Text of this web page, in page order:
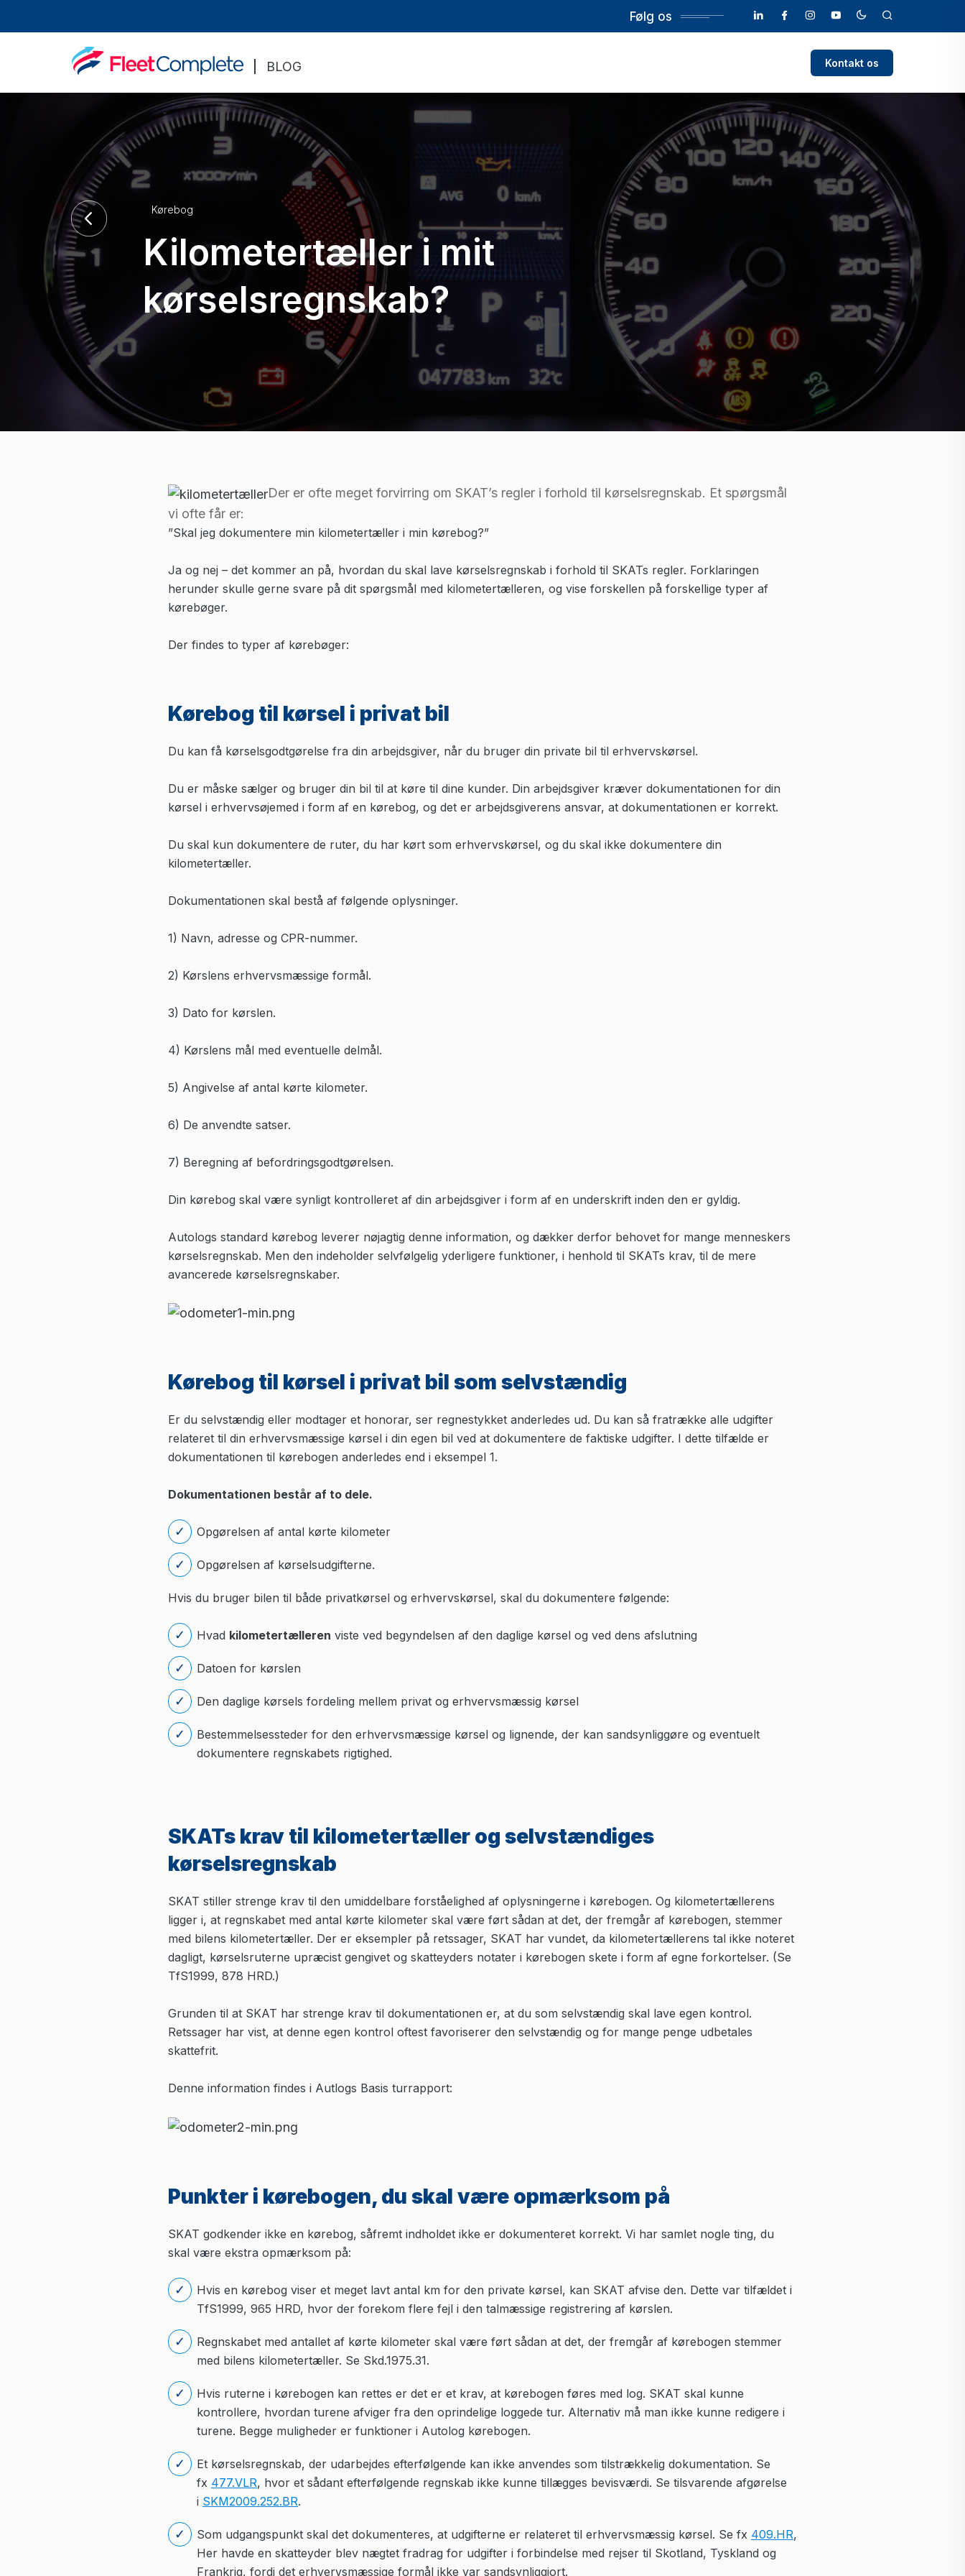
Følg os
BLOG Kontakt os
Kørebog
Kilometertæller i mit
kørselsregnskab?
Der er ofte meget forvirring om SKAT’s regler i forhold til kørselsregnskab. Et spørgsmål
vi ofte får er:
”Skal jeg dokumentere min kilometertæller i min kørebog?”
Ja og nej – det kommer an på, hvordan du skal lave kørselsregnskab i forhold til SKATs regler. Forklaringen
herunder skulle gerne svare på dit spørgsmål med kilometertælleren, og vise forskellen på forskellige typer af
kørebøger.
Der findes to typer af kørebøger:
Kørebog til kørsel i privat bil
Du kan få kørselsgodtgørelse fra din arbejdsgiver, når du bruger din private bil til erhvervskørsel.
Du er måske sælger og bruger din bil til at køre til dine kunder. Din arbejdsgiver kræver dokumentationen for din
kørsel i erhvervsøjemed i form af en kørebog, og det er arbejdsgiverens ansvar, at dokumentationen er korrekt.
Du skal kun dokumentere de ruter, du har kørt som erhvervskørsel, og du skal ikke dokumentere din
kilometertæller.
Dokumentationen skal bestå af følgende oplysninger.
1) Navn, adresse og CPR-nummer.
2) Kørslens erhvervsmæssige formål.
3) Dato for kørslen.
4) Kørslens mål med eventuelle delmål.
5) Angivelse af antal kørte kilometer.
6) De anvendte satser.
7) Beregning af befordringsgodtgørelsen.
Din kørebog skal være synligt kontrolleret af din arbejdsgiver i form af en underskrift inden den er gyldig.
Autologs standard kørebog leverer nøjagtig denne information, og dækker derfor behovet for mange menneskers
kørselsregnskab. Men den indeholder selvfølgelig yderligere funktioner, i henhold til SKATs krav, til de mere
avancerede kørselsregnskaber.
Kørebog til kørsel i privat bil som selvstændig
Er du selvstændig eller modtager et honorar, ser regnestykket anderledes ud. Du kan så fratrække alle udgifter
relateret til din erhvervsmæssige kørsel i din egen bil ved at dokumentere de faktiske udgifter. I dette tilfælde er
dokumentationen til kørebogen anderledes end i eksempel 1.
Dokumentationen består af to dele.
Opgørelsen af antal kørte kilometer
Opgørelsen af kørselsudgifterne.
Hvis du bruger bilen til både privatkørsel og erhvervskørsel, skal du dokumentere følgende:
Hvad kilometertælleren viste ved begyndelsen af den daglige kørsel og ved dens afslutning
Datoen for kørslen
Den daglige kørsels fordeling mellem privat og erhvervsmæssig kørsel
Bestemmelsessteder for den erhvervsmæssige kørsel og lignende, der kan sandsynliggøre og eventuelt
dokumentere regnskabets rigtighed.
SKATs krav til kilometertæller og selvstændiges
kørselsregnskab
SKAT stiller strenge krav til den umiddelbare forståelighed af oplysningerne i kørebogen. Og kilometertællerens
ligger i, at regnskabet med antal kørte kilometer skal være ført sådan at det, der fremgår af kørebogen, stemmer
med bilens kilometertæller. Der er eksempler på retssager, SKAT har vundet, da kilometertællerens tal ikke noteret
dagligt, kørselsruterne upræcist gengivet og skatteyders notater i kørebogen skete i form af egne forkortelser. (Se
TfS1999, 878 HRD.)
Grunden til at SKAT har strenge krav til dokumentationen er, at du som selvstændig skal lave egen kontrol.
Retssager har vist, at denne egen kontrol oftest favoriserer den selvstændig og for mange penge udbetales
skattefrit.
Denne information findes i Autlogs Basis turrapport:
Punkter i kørebogen, du skal være opmærksom på
SKAT godkender ikke en kørebog, såfremt indholdet ikke er dokumenteret korrekt. Vi har samlet nogle ting, du
skal være ekstra opmærksom på:
Hvis en kørebog viser et meget lavt antal km for den private kørsel, kan SKAT afvise den. Dette var tilfældet i
TfS1999, 965 HRD, hvor der forekom flere fejl i den talmæssige registrering af kørslen.
Regnskabet med antallet af kørte kilometer skal være ført sådan at det, der fremgår af kørebogen stemmer
med bilens kilometertæller. Se Skd.1975.31.
Hvis ruterne i kørebogen kan rettes er det er et krav, at kørebogen føres med log. SKAT skal kunne
kontrollere, hvordan turene afviger fra den oprindelige loggede tur. Alternativ må man ikke kunne redigere i
turene. Begge muligheder er funktioner i Autolog kørebogen.
Et kørselsregnskab, der udarbejdes efterfølgende kan ikke anvendes som tilstrækkelig dokumentation. Se
fx 477.VLR, hvor et sådant efterfølgende regnskab ikke kunne tillægges bevisværdi. Se tilsvarende afgørelse
i SKM2009.252.BR.
Som udgangspunkt skal det dokumenteres, at udgifterne er relateret til erhvervsmæssig kørsel. Se fx 409.HR,
Her havde en skatteyder blev nægtet fradrag for udgifter i forbindelse med rejser til Skotland, Tyskland og
Frankrig, fordi det erhvervsmæssige formål ikke var sandsynliggjort.